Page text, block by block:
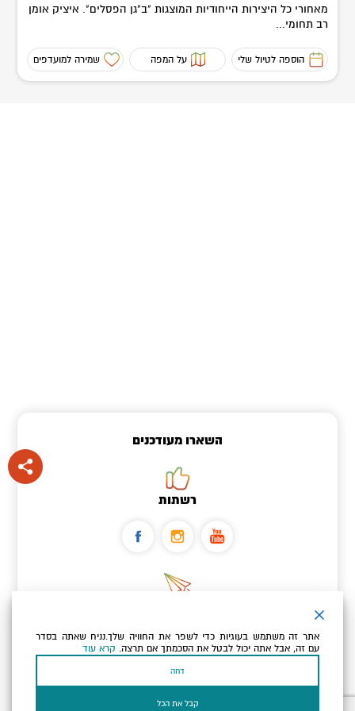
צנוע. הביקור במקום הוא חוויתי לכשעצמו, אך בשילוב עם ביקור
בקאסר אל יהוד, הוא ממחיש איך נראו מסעות הצליינים בעבר, כאשר
הרגל מגיעים את רחבת המנזר, ומכינים עצמם לחלק האחרון של המסע
אל אתר הטבילה.
מאחורי כל היצירות הייחודיות המוצגות "ב"גן הפסלים". איציק אומן
רב תחומי...
הוספה לטיול שלי על המפה שמירה למועדפים
השארו מעודכנים
רשתות
כתובת הדוא"ל שלך
אני מאשר/ת שקראתי ומסכים/הלמדיניות הפרטיות ולמדיניות
אתר זה משתמש בעוגיות כדי לשפר את החוויה שלך.נניח שאתה בסדר
עם זה, אבל אתה יכול לבטל את הסכמתך אם תרצה. קרא עוד
דחה
קבל את הכל